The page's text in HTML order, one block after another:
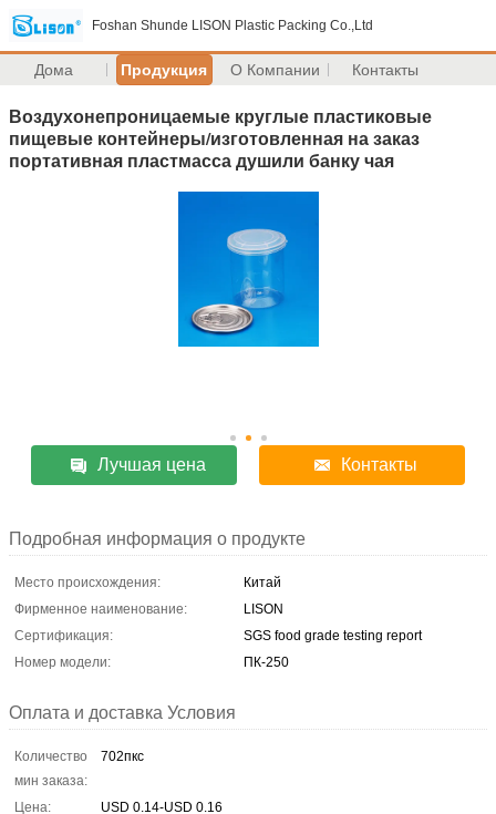
Foshan Shunde LISON Plastic Packing Co.,Ltd
Дома Продукция О Компании Контакты
Воздухонепроницаемые круглые пластиковые
пищевые контейнеры/изготовленная на заказ
портативная пластмасса душили банку чая
Лучшая цена Контакты
Подробная информация о продукте
Место происхождения:
Китай
Фирменное наименование:
LISON
Сертификация:
SGS food grade testing report
Номер модели:
ПК-250
Оплата и доставка Условия
Количество
мин заказа:
702пкс
Цена:
USD 0.14-USD 0.16